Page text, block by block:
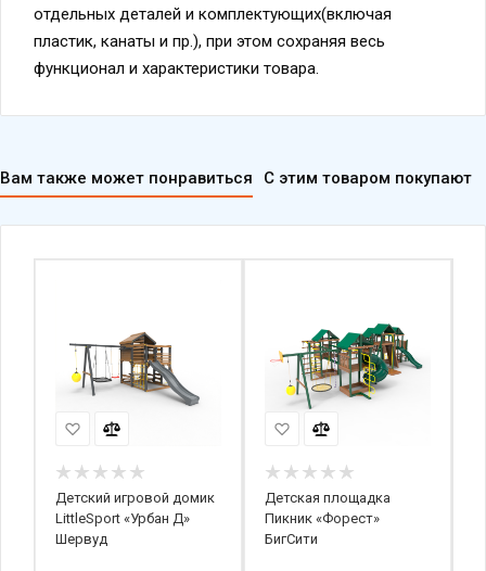
отдельных деталей и комплектующих(включая
пластик, канаты и пр.), при этом сохраняя весь
функционал и характеристики товара.
Вам также может понравиться С этим товаром покупают
Детский игровой домик
LittleSport «Урбан Д»
Шервуд
Детская площадка
Пикник «Форест»
БигСити